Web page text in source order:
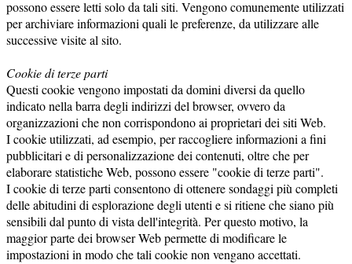
possono essere letti solo da tali siti. Vengono comunemente utilizzati
per archiviare informazioni quali le preferenze, da utilizzare alle
successive visite al sito.
Cookie di terze parti
Questi cookie vengono impostati da domini diversi da quello
indicato nella barra degli indirizzi del browser, ovvero da
organizzazioni che non corrispondono ai proprietari dei siti Web.
I cookie utilizzati, ad esempio, per raccogliere informazioni a fini
pubblicitari e di personalizzazione dei contenuti, oltre che per
elaborare statistiche Web, possono essere "cookie di terze parti".
I cookie di terze parti consentono di ottenere sondaggi più completi
delle abitudini di esplorazione degli utenti e si ritiene che siano più
sensibili dal punto di vista dell'integrità. Per questo motivo, la
maggior parte dei browser Web permette di modificare le
impostazioni in modo che tali cookie non vengano accettati.